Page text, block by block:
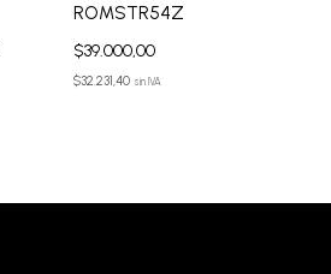
ROMSTR54Z
$39.000,00
$32.231,40 sin IVA